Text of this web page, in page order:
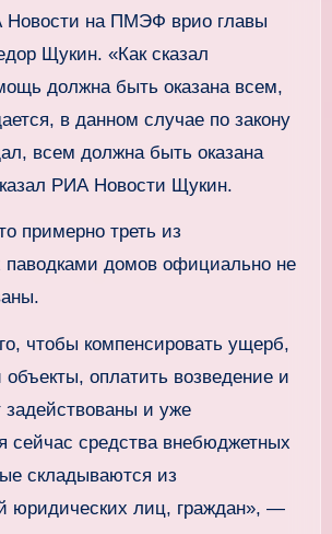
Новости на ПМЭФ врио главы
Щукин. «Как сказал
должна быть оказана всем,
в данном случае по закону
всем должна быть оказана
РИА Новости Щукин.
примерно треть из
паводками домов официально не
чтобы компенсировать ущерб,
объекты, оплатить возведение и
задействованы и уже
сейчас средства внебюджетных
складываются из
юридических лиц, граждан», —